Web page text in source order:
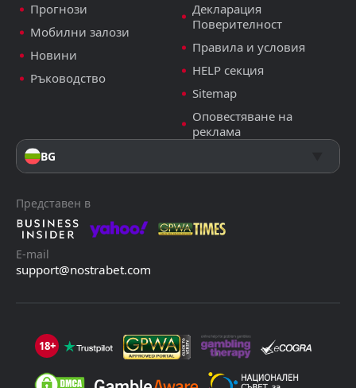
Прогнози
Мобилни залози
Новини
Ръководство
Декларация
Поверителност
Правила и условия
HELP секция
Sitemap
Оповестяване на
реклама
BG
Представен в
E-mail
support@nostrabet.com
18+